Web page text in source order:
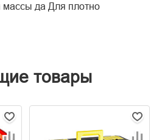
массы да Для плотно
товары